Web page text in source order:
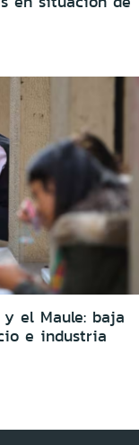
y el Maule: baja
e industria